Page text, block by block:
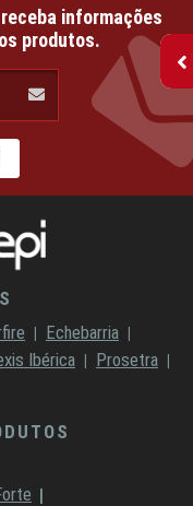
informações
produtos.
Echebarria
Ibérica
Prosetra